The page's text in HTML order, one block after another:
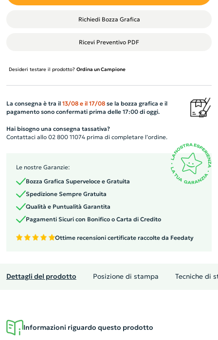
Richiedi Bozza Grafica
Ricevi Preventivo PDF
Desideri testare il prodotto? Ordina un Campione
La consegna è tra il 13/08 e il 17/08se la bozza grafica e il
pagamento sono confermati prima delle 17:00 di oggi.
Hai bisogno una consegna tassativa?
Contattaci allo 02 800 11074 prima di completare l’ordine.
Le nostre Garanzie:
Bozza Grafica Superveloce e Gratuita
Spedizione Sempre Gratuita
Qualità e Puntualità Garantita
Pagamenti Sicuri con Bonifico o Carta di Credito
Ottime recensioni certificate raccolte da Feedaty
Dettagli del prodotto Posizione di stampa Tecniche di
Informazioni riguardo questo prodotto